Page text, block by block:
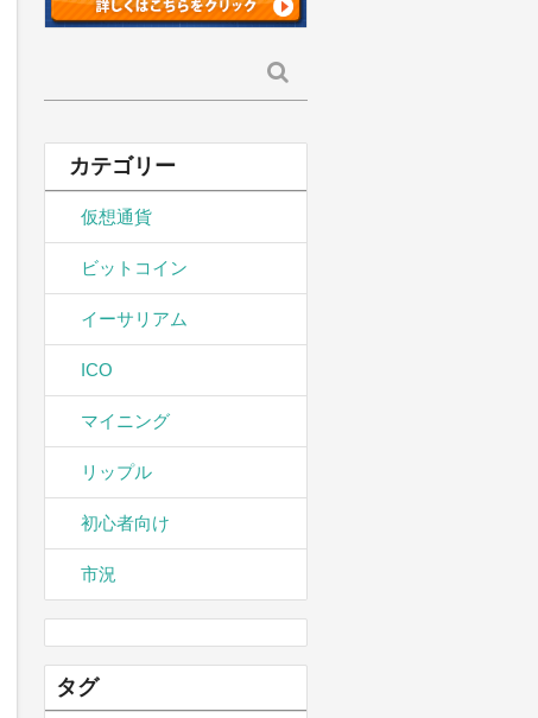
索:
カテゴリー
仮想通貨
ビットコイン
イーサリアム
ICO
マイニング
リップル
初心者向け
市況
タグ